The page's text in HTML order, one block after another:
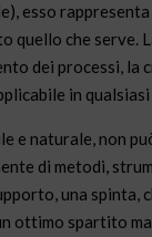
esso
quello che
dei processi, la
in qualsiasi
e naturale, non
di metodi,
una spinta,
ottimo spartito